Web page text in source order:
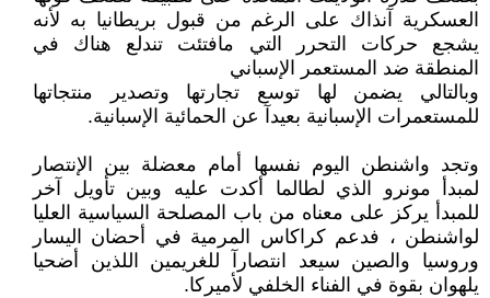
العسكرية آنذاك على الرغم من قبول بريطانيا به لأنه
يشجع حركات التحرر التي مافتئت تندلع هناك في
المنطقة ضد المستعمر الإسباني
وبالتالي يضمن لها توسع تجارتها وتصدير منتجاتها
للمستعمرات الإسبانية بعيدآ عن الحمائية الإسبانية.
وتجد واشنطن اليوم نفسها أمام معضلة بين الإنتصار
لمبدأ مونرو الذي لطالما أكدت عليه وبين تأويل آخر
للمبدأ يركز على معناه من باب المصلحة السياسية العليا
لواشنطن ، فدعم كراكاس المرمية في أحضان اليسار
وروسيا والصين سيعد انتصارآ للغريمين اللذين أضحيا
يلهوان بقوة في الفناء الخلفي لأميركا.